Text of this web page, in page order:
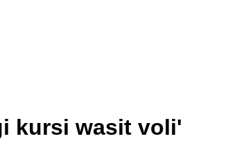
kursi wasit voli'